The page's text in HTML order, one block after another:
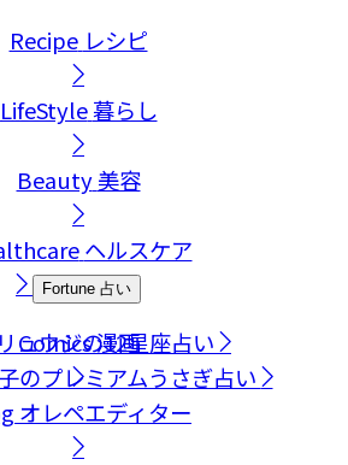
Recipe レシピ
LifeStyle暮らし
Beauty 美容
ヘルスケア
Fortune 占い
ュウジの12星座占い
のプレミアムうさぎ占い
Comics漫画
オレペエディター